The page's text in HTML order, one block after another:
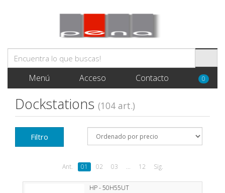
Menú Acceso Contacto 0
Dockstations (104 art.)
Filtro
Ant. 01 02 03 ... 12 Sig.
HP - 50H55UT